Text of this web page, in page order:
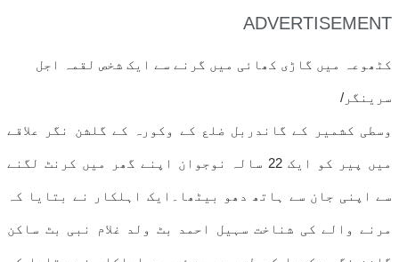
ADVERTISEMENT
کٹھوعہ میں گاڑی کھائی میں گرنے سے ایک شخص لقمہ اجل
سرینگر/
وسطی کشمیر کے گاندربل ضلع کے وکورہ کے گلشن نگر علاقے
میں پیر کو ایک 22 سالہ نوجوان اپنے گھر میں کرنٹ لگنے
سے اپنی جان سے ہاتھ دھو بیٹھا۔ایک اہلکار نے بتایا کہ
مرنے والے کی شناخت سہیل احمد بٹ ولد غلام نبی بٹ ساکن